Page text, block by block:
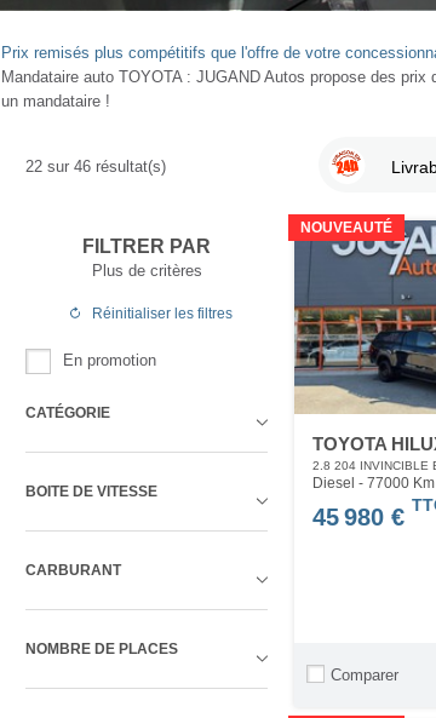
Prix remisés plus compétitifs que l'offre de votre
Mandataire auto TOYOTA : JUGAND Autos propose des
un mandataire !
22 sur 46 résultat(s)
FILTRER PAR
Plus de critères
Réinitialiser les filtres
En promotion
CATÉGORIE
BOITE DE VITESSE
CARBURANT
NOMBRE DE PLACES
NOUVEAUTÉ
TOYOTA
2.8 204 INVINCIBLE
Diesel - 77000 Km
45 980 €
Comparer